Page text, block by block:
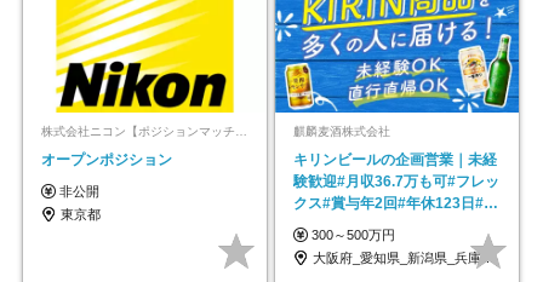
株式会社ニコン【ポジションマッチ登録】
オープンポジション
非公開
東京都
麒麟麦酒株式会社
キリンビールの企画営業｜未経
験歓迎#月収36.7万も可#フレッ
クス#賞与年2回#年休123日#完
全週休2日制
300～500万円
大阪府_愛知県_新潟県_兵庫県_福岡県